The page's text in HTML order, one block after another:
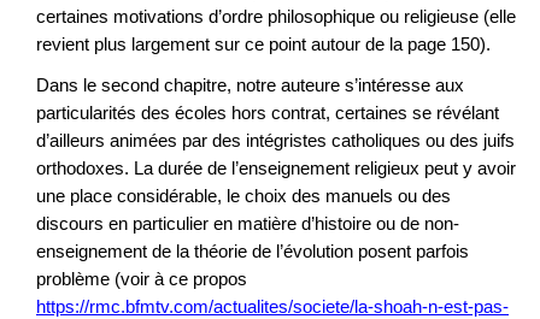
certaines motivations d’ordre philosophique ou religieuse (elle
revient plus largement sur ce point autour de la page 150).
Dans le second chapitre, notre auteure s’intéresse aux
particularités des écoles hors contrat, certaines se révélant
d’ailleurs animées par des intégristes catholiques ou des juifs
orthodoxes. La durée de l’enseignement religieux peut y avoir
une place considérable, le choix des manuels ou des
discours en particulier en matière d’histoire ou de non-
enseignement de la théorie de l’évolution posent parfois
problème (voir à ce propos
https://rmc.bfmtv.com/actualites/societe/la-shoah-n-est-pas-